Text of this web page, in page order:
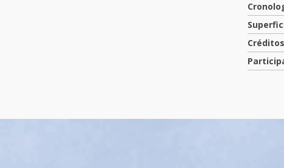
Créditos